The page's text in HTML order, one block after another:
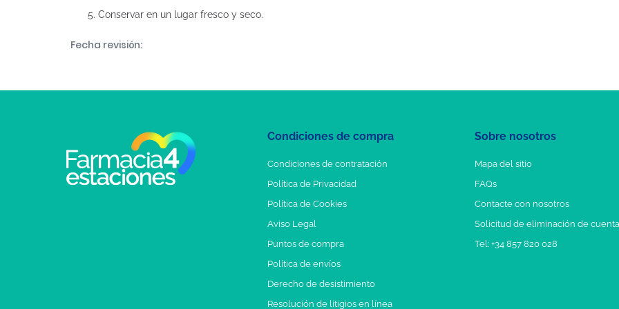
Conservar en un lugar fresco y seco.
Fecha revisión:
Condiciones de compra
Condiciones de contratación
Política de Privacidad
Política de Cookies
Aviso Legal
Puntos de compra
Política de envíos
Derecho de desistimiento
Resolución de litigios en línea
Sobre nosotros
Mapa del sitio
FAQs
Contacte con nosotros
Solicitud de eliminación de cuenta
Tel: +34 857 820 028